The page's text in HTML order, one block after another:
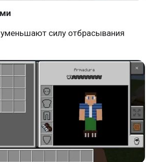
силу отбрасывания